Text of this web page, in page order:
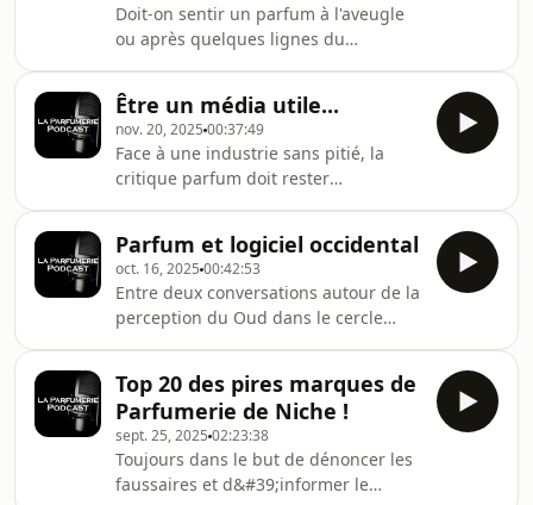
d&#39;Argent Esprit de
ParfumRetrouvez nous sur ⁠⁠⁠⁠⁠⁠⁠⁠⁠⁠⁠⁠⁠⁠⁠⁠⁠⁠⁠⁠⁠⁠⁠⁠⁠⁠⁠⁠⁠notre
canal ⁠⁠⁠⁠⁠⁠⁠⁠⁠⁠⁠⁠⁠⁠⁠⁠⁠⁠⁠Telegram⁠⁠⁠⁠⁠⁠⁠
Doit-on sentir un parfum à l'aveugle
ou après quelques lignes du
se pose, en étendant le débat sur les
pièges que ça implique...Lire l'article
complet : Storytelling
parfumRetrouvez nous sur ⁠⁠⁠⁠⁠⁠⁠⁠⁠⁠⁠⁠⁠⁠⁠⁠⁠⁠⁠⁠⁠⁠⁠⁠⁠⁠⁠⁠notre
canal ⁠⁠⁠⁠⁠⁠⁠⁠⁠⁠⁠⁠⁠⁠⁠⁠⁠⁠⁠Telegram⁠⁠⁠⁠⁠⁠⁠⁠⁠⁠⁠⁠⁠⁠⁠⁠⁠⁠⁠⁠⁠⁠⁠⁠⁠⁠⁠⁠⁠⁠⁠⁠⁠⁠⁠⁠⁠⁠⁠⁠⁠⁠⁠⁠⁠⁠⁠ ou ⁠⁠⁠⁠⁠⁠⁠⁠⁠⁠⁠⁠⁠⁠⁠⁠⁠⁠⁠⁠notre chaîne
Whatsapp⁠⁠⁠⁠⁠⁠⁠⁠⁠⁠⁠
Être un média utile...
nov. 20, 2025 00:37:49
Face à une industrie sans pitié, la
critique parfum doit rester
Podcast résiste. On s&#39;adapte
pour cette Saison 7, mais on ne plie
pas !Lire l&#39;article complet : Média
ParfumRetrouvez nous sur ⁠⁠⁠⁠⁠⁠⁠⁠⁠⁠⁠⁠⁠⁠⁠⁠⁠⁠⁠⁠⁠⁠⁠⁠⁠⁠⁠notre
canal ⁠⁠⁠⁠⁠⁠⁠⁠⁠⁠⁠⁠⁠⁠⁠⁠⁠⁠⁠Telegram⁠⁠⁠⁠⁠⁠⁠⁠⁠⁠⁠⁠⁠⁠⁠⁠⁠⁠⁠⁠⁠⁠⁠⁠⁠⁠⁠⁠⁠⁠⁠⁠⁠⁠⁠⁠⁠⁠⁠⁠⁠⁠⁠⁠⁠⁠ ou ⁠⁠⁠⁠⁠⁠⁠⁠⁠⁠⁠⁠⁠⁠⁠⁠⁠⁠⁠notre
Parfum et logiciel occidental
oct. 16, 2025 00:42:53
Entre deux conversations autour de la
perception du Oud dans le cercle
pour dénoncer un logiciel raciste
purement occidental entretenu par
l&#39;industrie et les marques.Lire
l&#39;article complet : Parfum &amp;
Logiciel OccidentalRetrouvez nous
Top 20 des pires marques de
Parfumerie de Niche !
sept. 25, 2025 02:23:38
Toujours dans le but de dénoncer les
faussaires et d&#39;informer le